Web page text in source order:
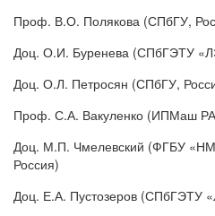
Проф. В.О. Полякова (СПбГУ,
Доц. О.И. Буренева (СПбГЭТУ
Доц. О.Л. Петросян (СПбГУ,
Проф. С.А. Вакуленко (ИПМаш
Доц. М.П. Чмелевский (ФГБУ
Россия)
Доц. Е.А. Пустозеров (СПбГЭТУ